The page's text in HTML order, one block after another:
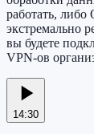
работать,
экстремально
вы будете
VPN-ов
14:30